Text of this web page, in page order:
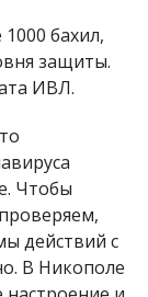
бахил,
защиты.
ИВЛ.
Чтобы
действий с
В Никополе